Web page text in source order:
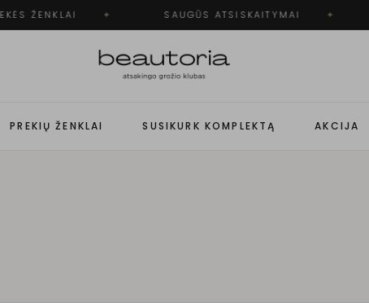
ŽENKLAI ✦ SAUGŪS ATSISKAITYMAI ✦
PREKIŲ ŽENKLAI SUSIKURK KOMPLEKTĄ AKCIJA